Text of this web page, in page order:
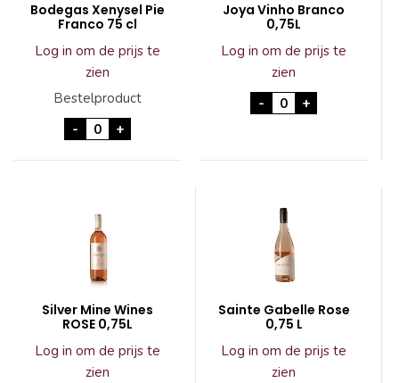
Bodegas Xenysel Pie
Franco 75 cl
Log in om de prijs te
zien
Bestelproduct
- Bodegas Xenysel Pie Franco 75 cl aantal
+
Joya Vinho Branco
0,75L
Log in om de prijs te
zien
- Joya Vinho Branco
+
Silver Mine Wines
ROSE 0,75L
Log in om de prijs te
zien
Sainte Gabelle Rose
0,75 L
Log in om de prijs te
zien